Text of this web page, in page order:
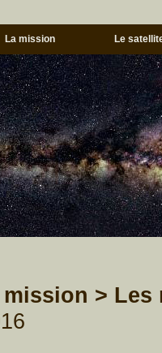
La mission Le
mission > Les